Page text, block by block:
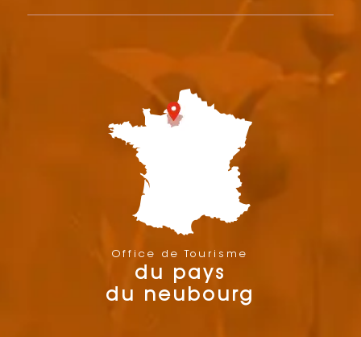
Office de Tourisme
du pays
du neubourg